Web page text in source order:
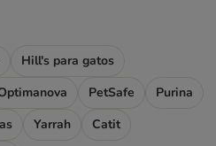
Hill's para gatos
PetSafe
Purina
Yarrah
Catit